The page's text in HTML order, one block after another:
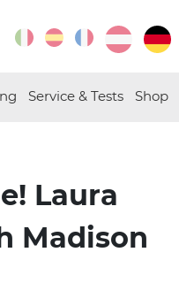
Service & Tests Shop
Laura
Madison